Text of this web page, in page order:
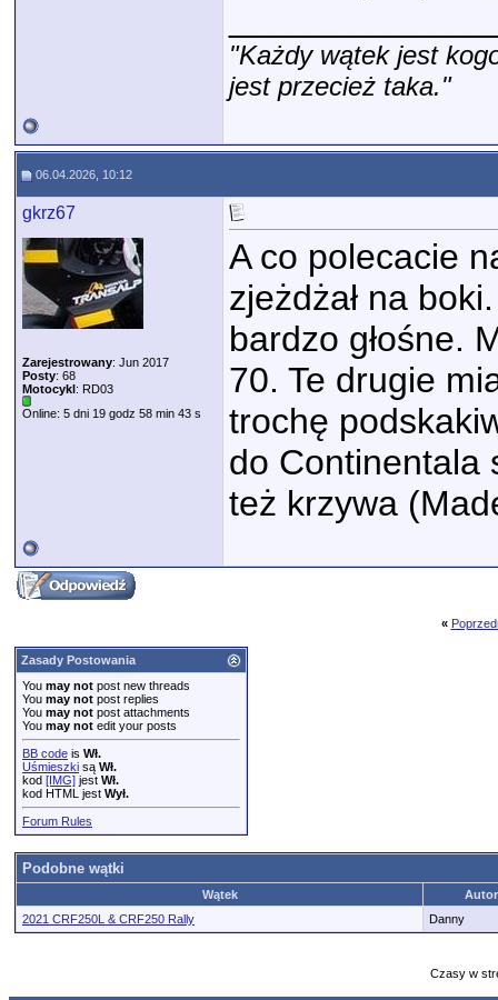
"Każdy wątek jest
jest przecież taka."
06.04.2026, 10:12
gkrz67
Zarejestrowany: Jun 2017
Posty: 68
Motocykl: RD03
Online: 5 dni 19 godz 58 min 43 s
A co polecacie
zjeżdżał na
bardzo głośne.
70. Te drugie
trochę
do Continentala
też krzywa
«
Zasady Postowania
You may not post new threads
You may not post replies
You may not post attachments
You may not edit your posts
BB code is Wł.
Uśmieszki są Wł.
kod [IMG] jest Wł.
kod HTML jest Wył.
Forum Rules
Podobne wątki
Wątek
2021 CRF250L & CRF250 Rally
Danny
Czasy w